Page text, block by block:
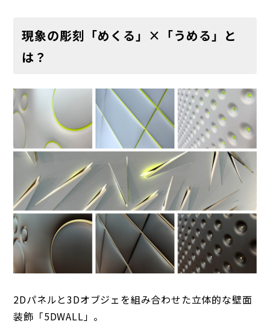
現象の彫刻「めくる」×「うめる」と
は？
2Dパネルと3Dオブジェを組み合わせた立体的な壁面
装飾「5DWALL」。